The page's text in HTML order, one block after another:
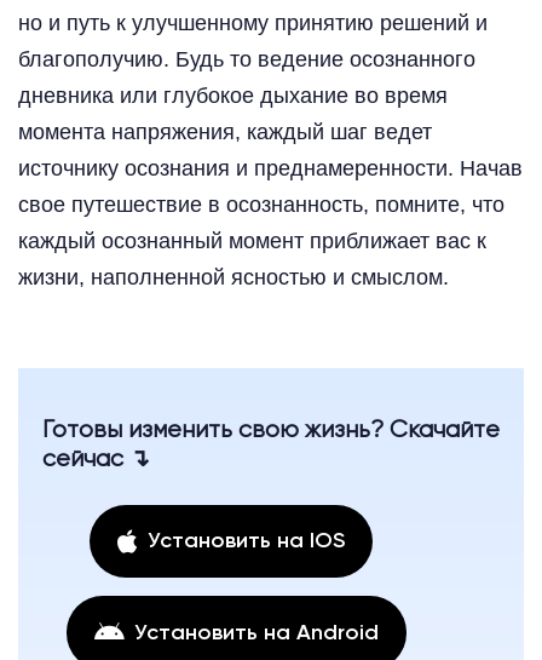
но и путь к улучшенному принятию решений и
благополучию. Будь то ведение осознанного
дневника или глубокое дыхание во время
момента напряжения, каждый шаг ведет
источнику осознания и преднамеренности. Начав
свое путешествие в осознанность, помните, что
каждый осознанный момент приближает вас к
жизни, наполненной ясностью и смыслом.
Готовы изменить свою жизнь? Скачайте
сейчас ↴
Установить на IOS
Установить на Android